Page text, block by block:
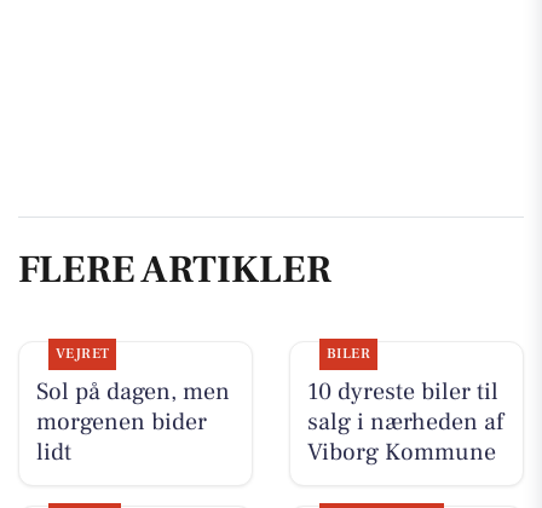
FLERE ARTIKLER
VEJRET
Sol på dagen, men
morgenen bider
lidt
BILER
10 dyreste biler til
salg i nærheden af
Viborg Kommune